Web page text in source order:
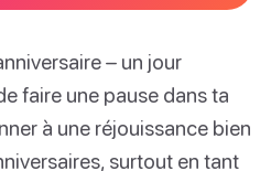
– un jour
faire une pause dans ta
à une réjouissance bien
surtout en tant